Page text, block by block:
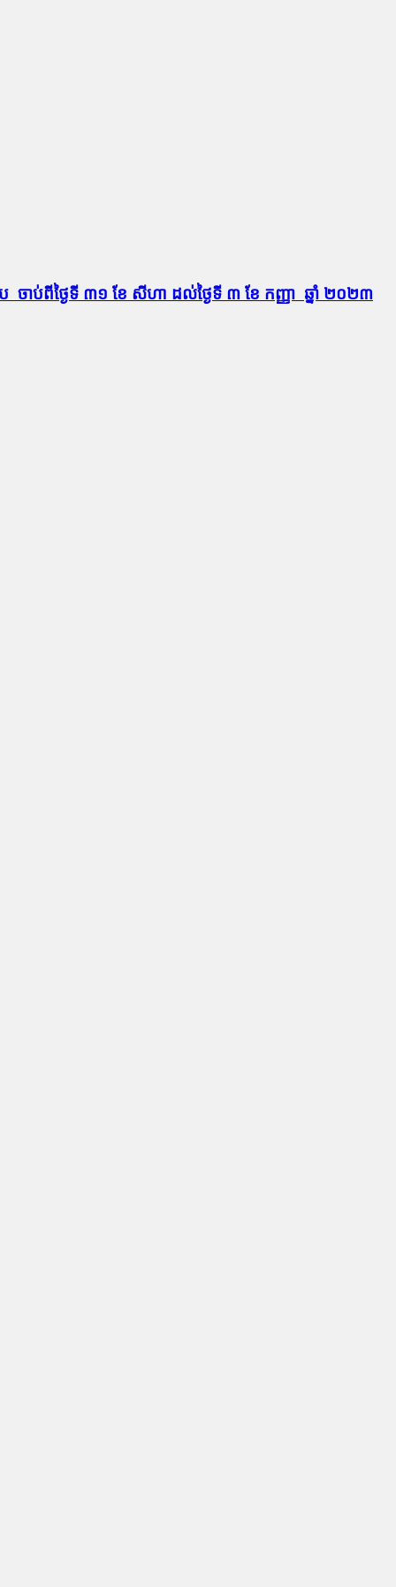
ចាប់​ពី​ថ្ងៃទី ៣១ ខែ សីហា ដល់ថ្ងៃទី ៣ ខែ កញ្ញា ឆ្នាំ ២០២៣